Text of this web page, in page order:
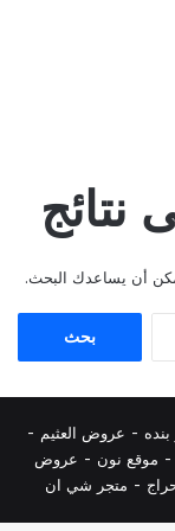
نتائج
أن يساعدك البحث.
- عروض العثيم -
- موقع نون - عروض
- متجر شي ان